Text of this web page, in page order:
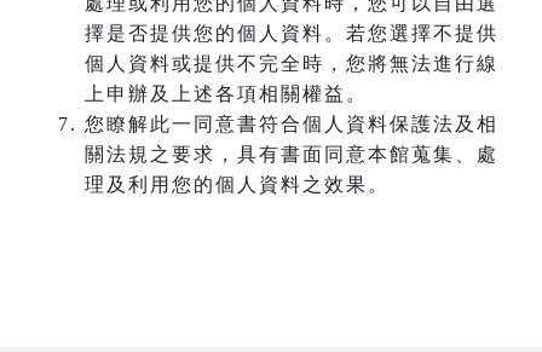
擇是否提供您的個人資料。若您選擇不提供
個人資料或提供不完全時，您將無法進行線
上申辦及上述各項相關權益。
您瞭解此一同意書符合個人資料保護法及相
關法規之要求，具有書面同意本館蒐集、處
理及利用您的個人資料之效果。